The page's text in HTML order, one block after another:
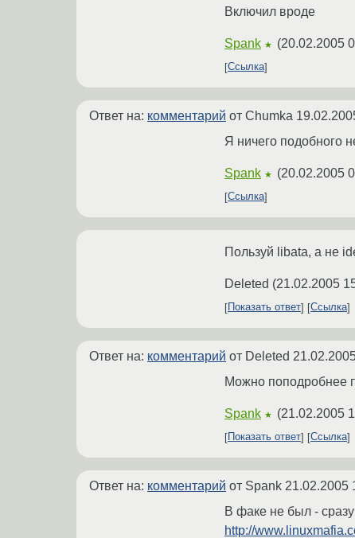
Включил вроде
Spank ★ (20.02.2005
Ссылка
Ответ на: комментарий от Chumka
Я ничего подобного
Spank ★ (20.02.2005
Ссылка
Пользуй libata, а не
Deleted (21.02.2005
Показать ответ Ссылка
Ответ на: комментарий от Deleted
Можно поподробнее
Spank ★ (21.02.2005
Показать ответ
Ссылка
Ответ на: комментарий от Spank 21.02.2005
В факе не был -
http://